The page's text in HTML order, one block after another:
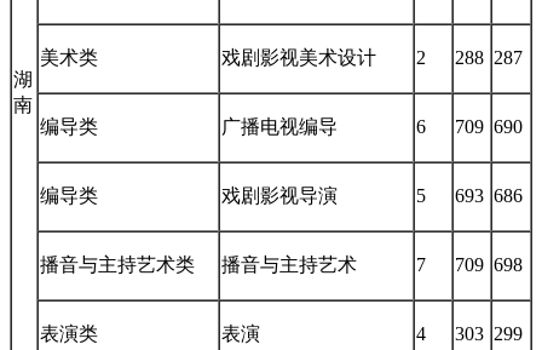
湖
南
美术类 戏剧影视美术设计 2 288 287
编导类 广播电视编导 6 709 690
编导类 戏剧影视导演 5 693 686
播音与主持艺术类 播音与主持艺术 7 709 698
表演类 表演 4 303 299